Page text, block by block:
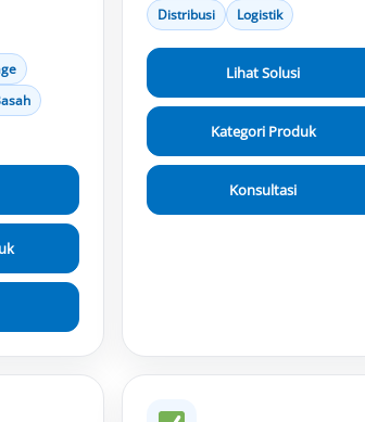
Distribusi
Logistik
Lihat Solusi
Kategori Produk
Konsultasi